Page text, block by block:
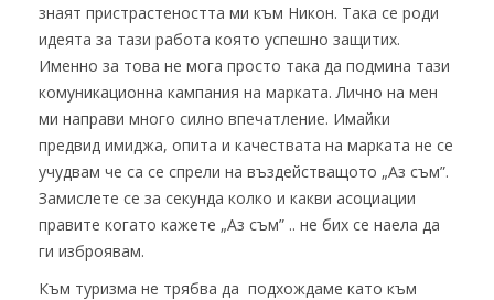
знаят пристрастеността ми към Никон. Така се роди
идеята за тази работа която успешно защитих.
Именно за това не мога просто така да подмина тази
комуникационна кампания на марката. Лично на мен
ми направи много силно впечатление. Имайки
предвид имиджа, опита и качествата на марката не се
учудвам че са се спрели на въздействащото „Аз съм”.
Замислете се за секунда колко и какви асоциации
правите когато кажете „Аз съм” .. не бих се наела да
ги изброявам.
Към туризма не трябва да подхождаме като към